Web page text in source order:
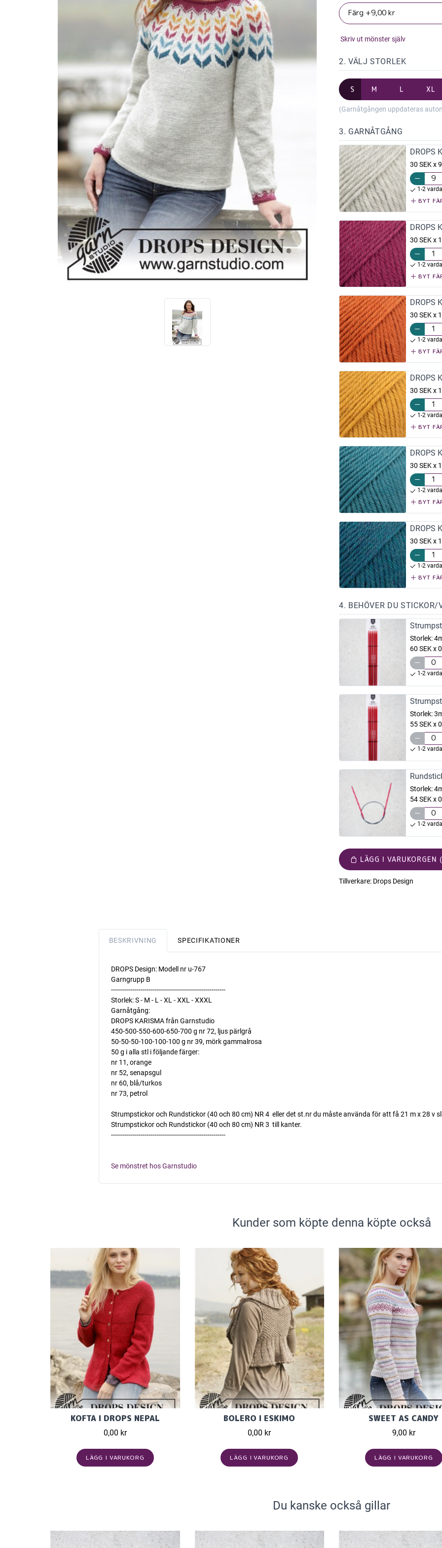
Skriv ut mönster själv
2. VÄLJ STORLEK
S M L XL
(Garnåtgången uppdateras
3. GARNÅTGÅNG
DROPS
30 SEK x 9
1-2
BYT
DROPS
30 SEK x 1
1-2
BYT
DROPS
30 SEK x 1
1-2
BYT
DROPS
30 SEK x 1
1-2
BYT
DROPS
30 SEK x 1
1-2
BYT
DROPS
30 SEK x 1
1-2
BYT
4. BEHÖVER DU
Storlek:
60 SEK x 0
1-2
Storlek:
55 SEK x 0
1-2
Storlek:
54 SEK x 0
1-2
LÄGG I VARUKORGEN
Tillverkare: Drops Design
BESKRIVNING SPECIFIKATIONER
DROPS Design: Modell nr u-767
Garngrupp B
----------------------------------------------------------
Storlek: S - M - L - XL - XXL - XXXL
Garnåtgång:
DROPS KARISMA från Garnstudio
450-500-550-600-650-700 g nr 72, ljus pärlgrå
50-50-50-100-100-100 g nr 39, mörk gammalrosa
50 g i alla stl i följande färger:
nr 11, orange
nr 52, senapsgul
nr 60, blå/turkos
nr 73, petrol
Strumpstickor och Rundstickor (40 och 80 cm) NR 4  eller det st.nr du måste använda för att få 21 m x 28 v
Strumpstickor och Rundstickor (40 och 80 cm) NR 3  till kanter.
----------------------------------------------------------
Se mönstret hos Garnstudio
Kunder som köpte denna köpte också
KOFTA I DROPS NEPAL
0,00 kr
LÄGG I VARUKORG
BOLERO I ESKIMO
0,00 kr
LÄGG I VARUKORG
SWEET AS CANDY
9,00 kr
LÄGG I VARUKORG
Du kanske också gillar